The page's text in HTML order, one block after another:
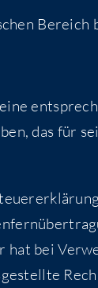
Bereich
das für
bei